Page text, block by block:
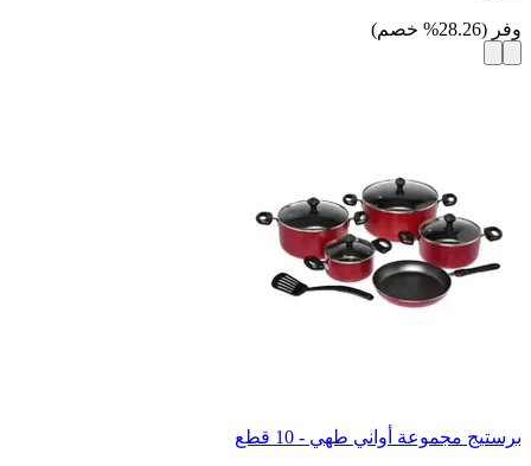
وفر (
28.26
% خصم)
برستيج مجموعة أواني طهي - 10 قطع